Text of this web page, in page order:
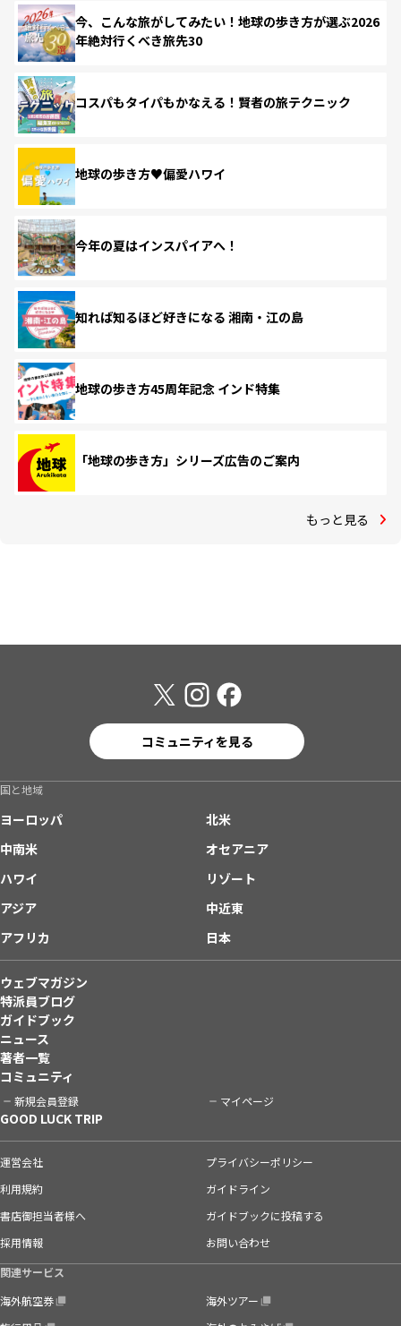
今、こんな旅がしてみたい！地球の歩き方が選ぶ2026
年絶対行くべき旅先30
コスパもタイパもかなえる！賢者の旅テクニック
地球の歩き方♥偏愛ハワイ
今年の夏はインスパイアへ！
知れば知るほど好きになる 湘南・江の島
地球の歩き方45周年記念 インド特集
「地球の歩き方」シリーズ広告のご案内
もっと見る
コミュニティを見る
国と地域
ヨーロッパ
北米
中南米
オセアニア
ハワイ
リゾート
アジア
中近東
アフリカ
日本
ウェブマガジン
特派員ブログ
ガイドブック
ニュース
著者一覧
コミュニティ
新規会員登録 マイページ
GOOD LUCK TRIP
運営会社
プライバシーポリシー
利用規約
ガイドライン
書店御担当者様へ
ガイドブックに投稿する
採用情報
お問い合わせ
関連サービス
海外航空券
海外ツアー